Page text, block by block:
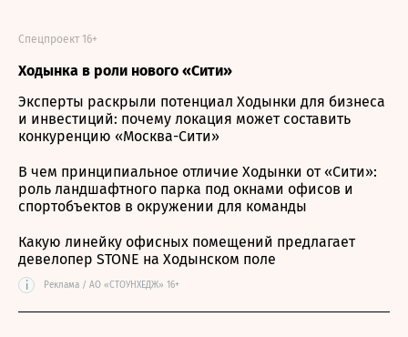
Ходынка в роли нового «Сити»
Спецпроект 16+
Эксперты раскрыли потенциал Ходынки для бизнеса
и инвестиций: почему локация может составить
конкуренцию «Москва-Сити»
В чем принципиальное отличие Ходынки от «Сити»:
роль ландшафтного парка под окнами офисов и
спортобъектов в окружении для команды
Какую линейку офисных помещений предлагает
девелопер STONE на Ходынском поле
i Реклама / АО «СТОУНХЕДЖ» 16+